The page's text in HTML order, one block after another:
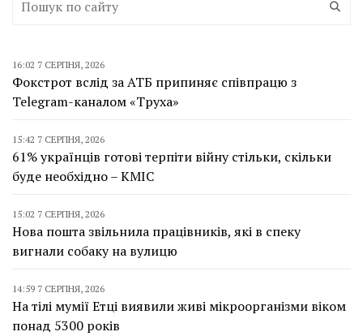
16:02 7 СЕРПНЯ, 2026
Фокстрот вслід за АТБ припиняє співпрацю з
Telegram-каналом «Труха»
15:42 7 СЕРПНЯ, 2026
61% українців готові терпіти війну стільки, скільки
буде необхідно – КМІС
15:02 7 СЕРПНЯ, 2026
Нова пошта звільнила працівників, які в спеку
вигнали собаку на вулицю
14:59 7 СЕРПНЯ, 2026
На тілі мумії Етці виявили живі мікроорганізми віком
понад 5300 років